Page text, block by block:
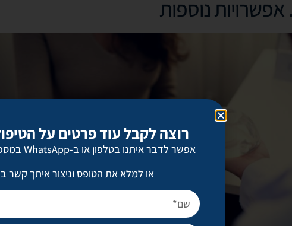
רוצה לקבל עוד פרטים על
אפשר לדבר איתנו בטלפון או ב-WhatsApp במספר: 03-5278128
או למלא את הטופס וניצור איתך קשר